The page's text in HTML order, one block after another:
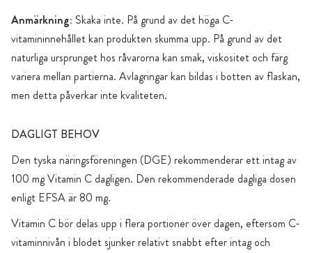
Anmärkning: Skaka inte. På grund av det höga C-
vitamininnehållet kan produkten skumma upp. På grund av det
naturliga ursprunget hos råvarorna kan smak, viskositet och färg
variera mellan partierna. Avlagringar kan bildas i botten av flaskan,
men detta påverkar inte kvaliteten.
DAGLIGT BEHOV
Den tyska näringsföreningen (DGE) rekommenderar ett intag av
100 mg Vitamin C dagligen. Den rekommenderade dagliga dosen
enligt EFSA är 80 mg.
Vitamin C bör delas upp i flera portioner över dagen, eftersom C-
vitaminnivån i blodet sjunker relativt snabbt efter intag och